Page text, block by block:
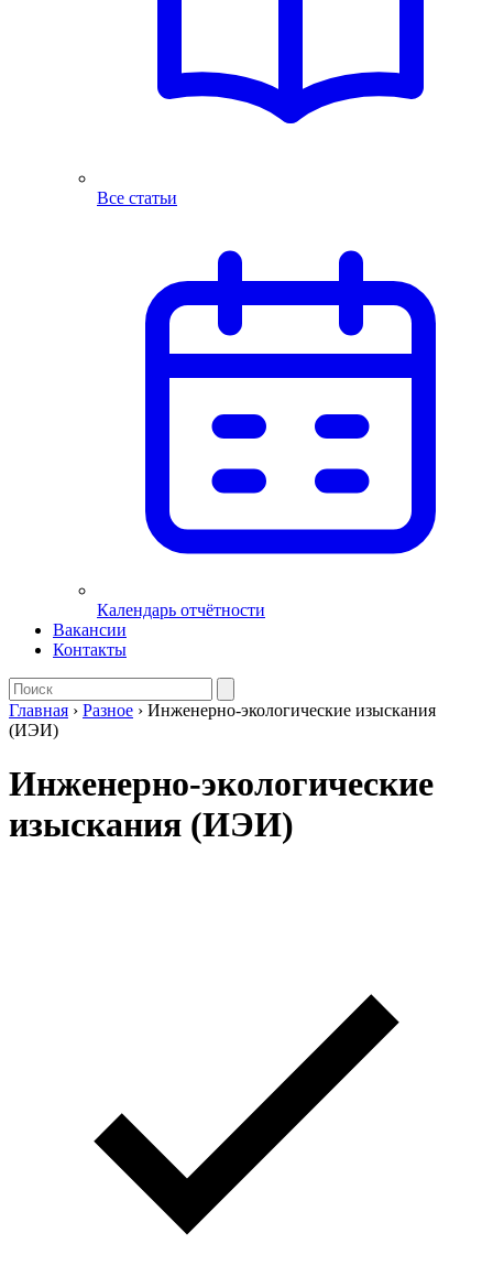
Все статьи
Календарь отчётности
Вакансии
Контакты
Главная › Разное › Инженерно-экологические изыскания
(ИЭИ)
Инженерно-экологические
изыскания (ИЭИ)